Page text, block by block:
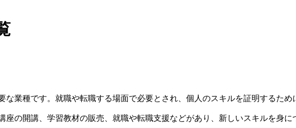
業種です。就職や転職する場面で必要とされ、個人のスキルを証明するため
の開講、学習教材の販売、就職や転職支援などがあり、新しいスキルを身